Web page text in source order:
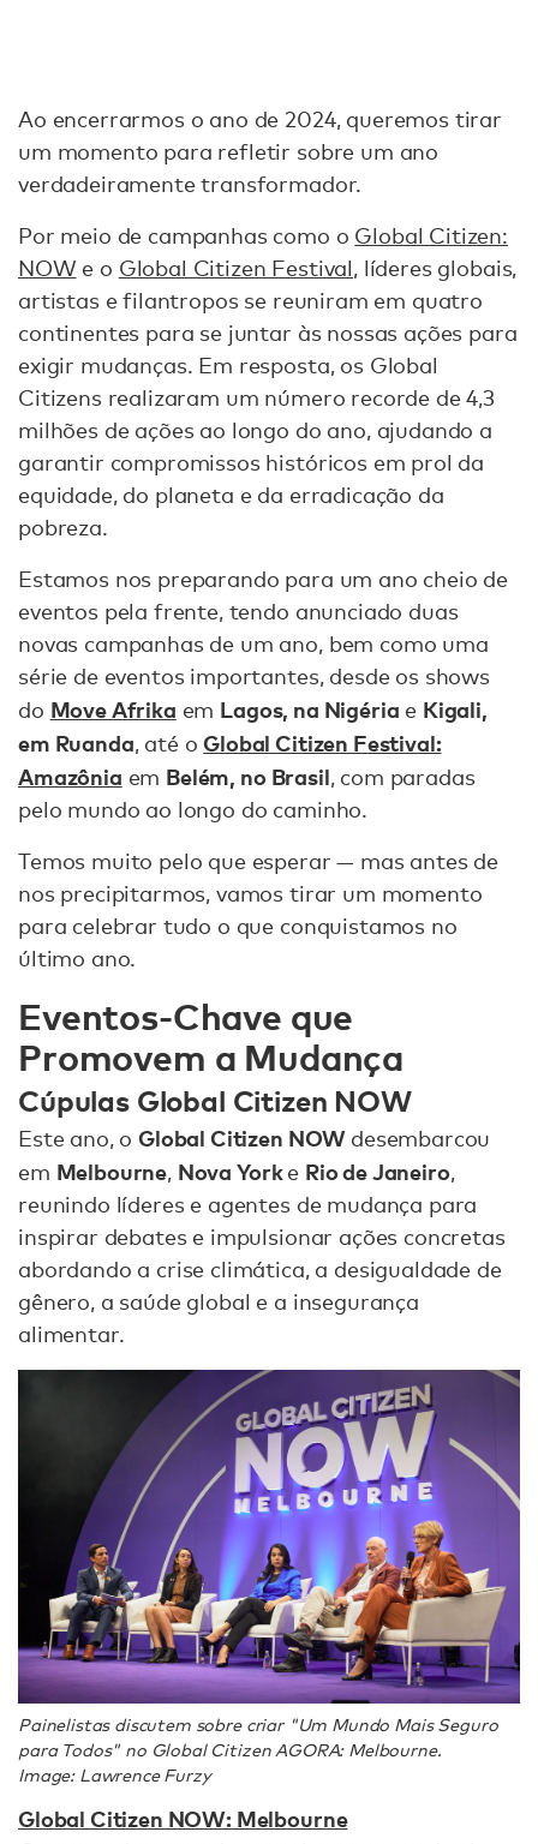
Ao encerrarmos o ano de 2024, queremos tirar
um momento para refletir sobre um ano
verdadeiramente transformador.
Por meio de campanhas como o Global Citizen:
NOW e o Global Citizen Festival, líderes globais,
artistas e filantropos se reuniram em quatro
continentes para se juntar às nossas ações para
exigir mudanças. Em resposta, os Global
Citizens realizaram um número recorde de 4,3
milhões de ações ao longo do ano, ajudando a
garantir compromissos históricos em prol da
equidade, do planeta e da erradicação da
pobreza.
Estamos nos preparando para um ano cheio de
eventos pela frente, tendo anunciado duas
novas campanhas de um ano, bem como uma
série de eventos importantes, desde os shows
do Move Afrika em Lagos, na Nigéria e Kigali,
em Ruanda, até oGlobal Citizen Festival:
Amazônia em Belém, no Brasil, com paradas
pelo mundo ao longo do caminho.
Temos muito pelo que esperar — mas antes de
nos precipitarmos, vamos tirar um momento
para celebrar tudo o que conquistamos no
último ano.
Eventos-Chave que
Promovem a Mudança
Cúpulas Global Citizen NOW
Este ano, oGlobal Citizen NOW desembarcou
em Melbourne, Nova Yorke Rio de Janeiro,
reunindo líderes e agentes de mudança para
inspirar debates e impulsionar ações concretas
abordando a crise climática, a desigualdade de
gênero, a saúde global e a insegurança
alimentar.
Painelistas discutem sobre criar "Um Mundo Mais Seguro
para Todos" no Global Citizen AGORA: Melbourne.
Image: Lawrence Furzy
Global Citizen NOW: Melbourne